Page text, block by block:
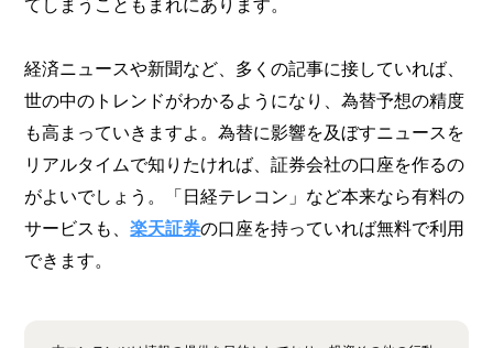
てしまうこともまれにあります。
経済ニュースや新聞など、多くの記事に接していれば、
世の中のトレンドがわかるようになり、為替予想の精度
も高まっていきますよ。為替に影響を及ぼすニュースを
リアルタイムで知りたければ、証券会社の口座を作るの
がよいでしょう。「日経テレコン」など本来なら有料の
サービスも、楽天証券の口座を持っていれば無料で利用
できます。